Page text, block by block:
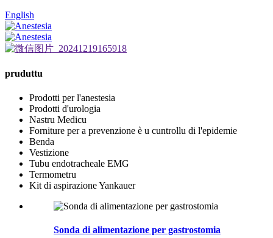
English
pruduttu
Prodotti per l'anestesia
Prodotti d'urologia
Nastru Medicu
Forniture per a prevenzione è u cuntrollu di l'epidemie
Benda
Vestizione
Tubu endotracheale EMG
Termometru
Kit di aspirazione Yankauer
Sonda di alimentazione per gastrostomia